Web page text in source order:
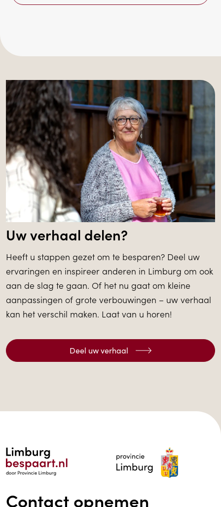
Uw verhaal delen?
Heeft u stappen gezet om te besparen? Deel uw
ervaringen en inspireer anderen in Limburg om ook
aan de slag te gaan. Of het nu gaat om kleine
aanpassingen of grote verbouwingen – uw verhaal
kan het verschil maken. Laat van u horen!
Deel uw verhaal
Contact opnemen